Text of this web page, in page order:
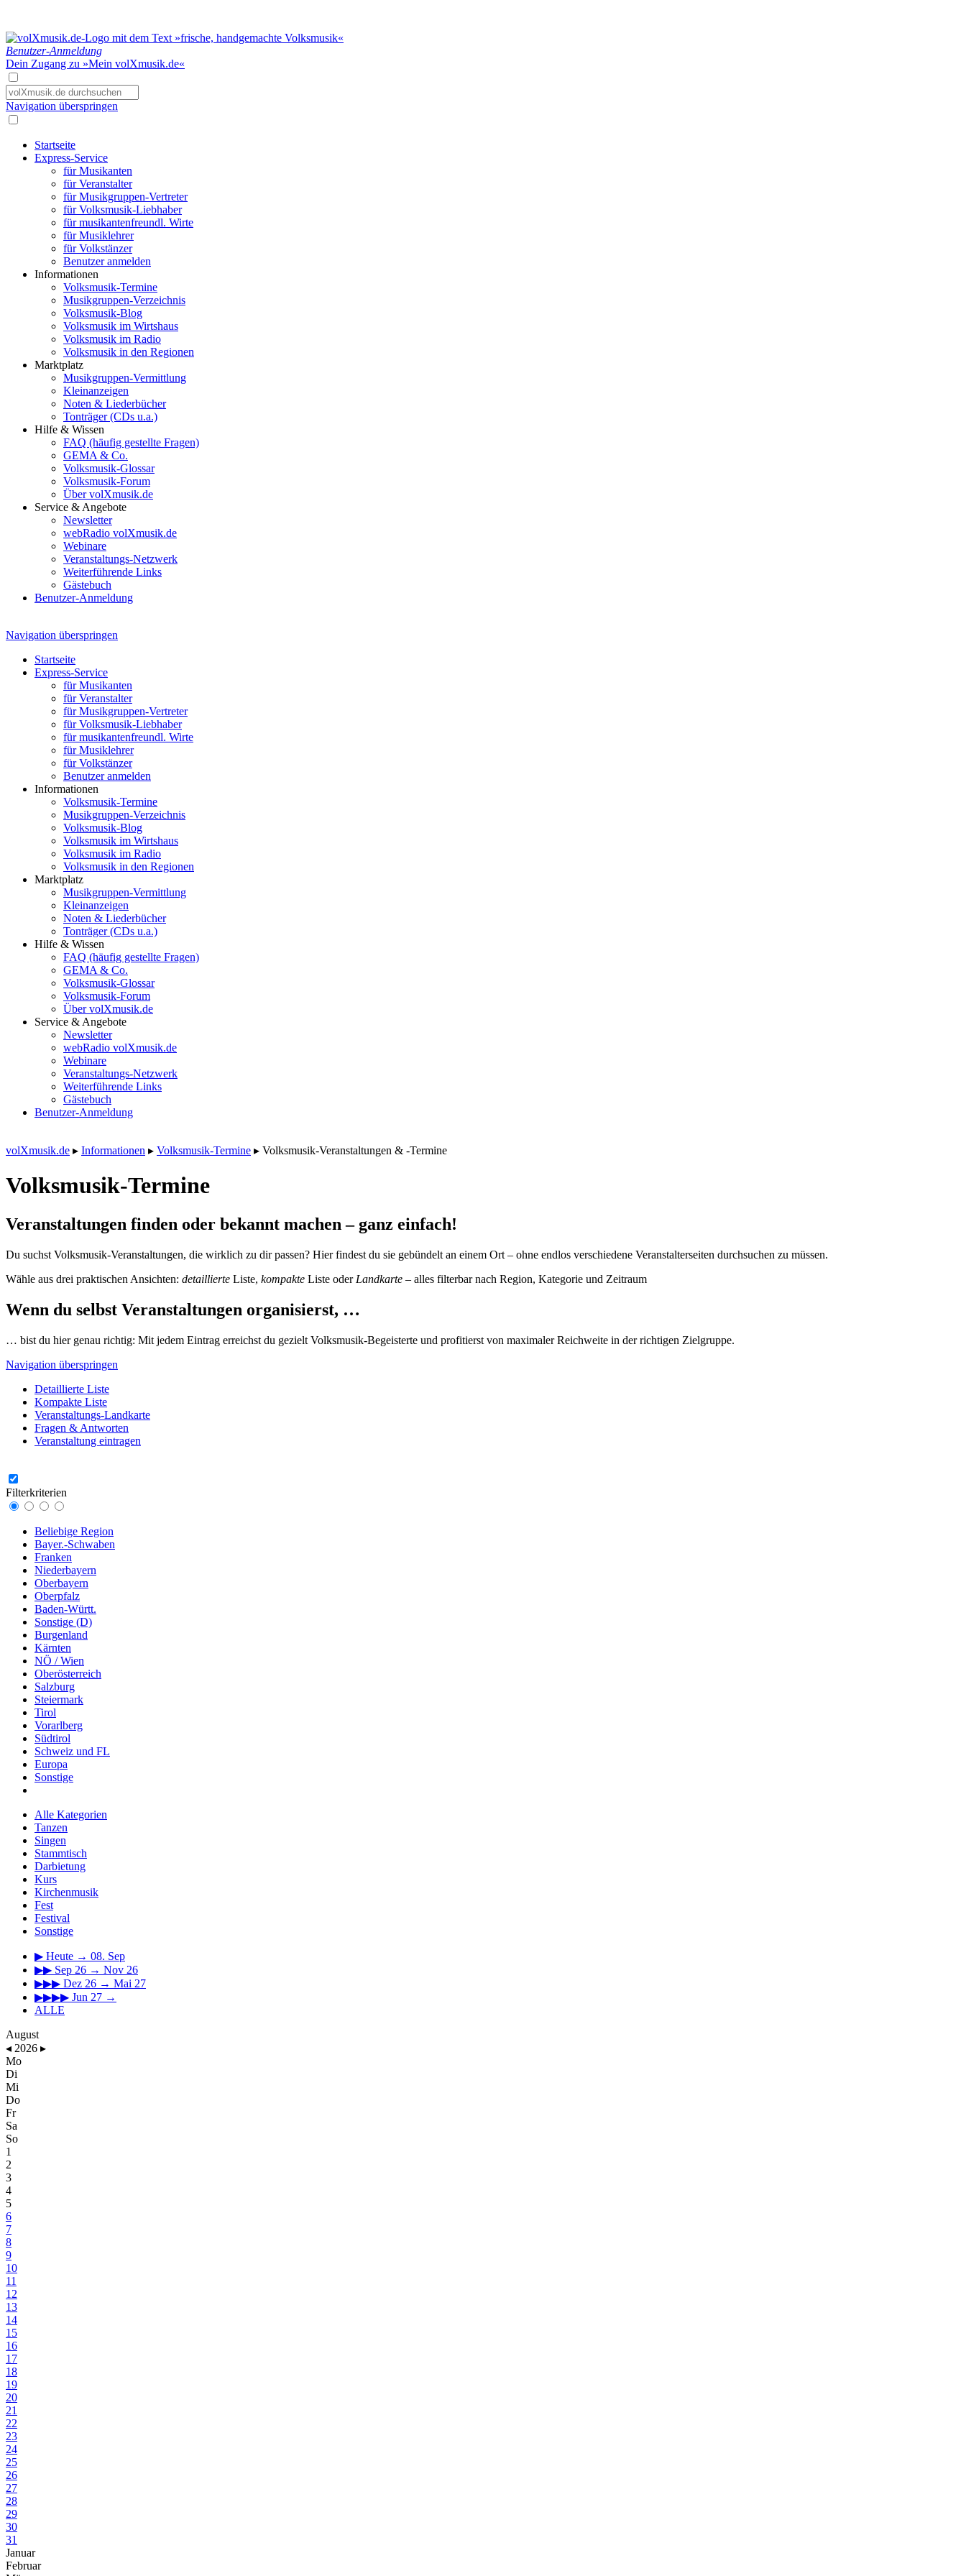
Benutzer-Anmeldung
Dein Zugang zu »Mein volXmusik.de«
Navigation überspringen
Startseite
Express-Service
für Musikanten
für Veranstalter
für Musikgruppen-Vertreter
für Volksmusik-Liebhaber
für musikantenfreundl. Wirte
für Musiklehrer
für Volkstänzer
Benutzer anmelden
Informationen
Volksmusik-Termine
Musikgruppen-Verzeichnis
Volksmusik-Blog
Volksmusik im Wirtshaus
Volksmusik im Radio
Volksmusik in den Regionen
Marktplatz
Musikgruppen-Vermittlung
Kleinanzeigen
Noten & Liederbücher
Tonträger (CDs u.a.)
Hilfe & Wissen
FAQ (häufig gestellte Fragen)
GEMA & Co.
Volksmusik-Glossar
Volksmusik-Forum
Über volXmusik.de
Service & Angebote
Newsletter
webRadio volXmusik.de
Webinare
Veranstaltungs-Netzwerk
Weiterführende Links
Gästebuch
Benutzer-Anmeldung
Navigation überspringen
Startseite
Express-Service
für Musikanten
für Veranstalter
für Musikgruppen-Vertreter
für Volksmusik-Liebhaber
für musikantenfreundl. Wirte
für Musiklehrer
für Volkstänzer
Benutzer anmelden
Informationen
Volksmusik-Termine
Musikgruppen-Verzeichnis
Volksmusik-Blog
Volksmusik im Wirtshaus
Volksmusik im Radio
Volksmusik in den Regionen
Marktplatz
Musikgruppen-Vermittlung
Kleinanzeigen
Noten & Liederbücher
Tonträger (CDs u.a.)
Hilfe & Wissen
FAQ (häufig gestellte Fragen)
GEMA & Co.
Volksmusik-Glossar
Volksmusik-Forum
Über volXmusik.de
Service & Angebote
Newsletter
webRadio volXmusik.de
Webinare
Veranstaltungs-Netzwerk
Weiterführende Links
Gästebuch
Benutzer-Anmeldung
volXmusik.de ▸ Informationen ▸ Volksmusik-Termine ▸ Volksmusik-Veranstaltungen & -Termine
Volksmusik-Termine
Veranstaltungen finden oder bekannt machen – ganz einfach!
Du suchst Volksmusik-Veranstaltungen, die wirklich zu dir passen? Hier findest du sie gebündelt an einem Ort – ohne endlos verschiedene Veranstalterseiten durchsuchen zu müssen.
Wähle aus drei praktischen Ansichten: detaillierte Liste, kompakte Liste oder Landkarte – alles filterbar nach Region, Kategorie und Zeitraum
Wenn du selbst Veranstaltungen organisierst, …
… bist du hier genau richtig: Mit jedem Eintrag erreichst du gezielt Volksmusik-Begeisterte und profitierst von maximaler Reichweite in der richtigen Zielgruppe.
Navigation überspringen
Detaillierte Liste
Kompakte Liste
Veranstaltungs-Landkarte
Fragen & Antworten
Veranstaltung eintragen
Filterkriterien
Beliebige Region
Bayer.-Schwaben
Franken
Niederbayern
Oberbayern
Oberpfalz
Baden-Württ.
Sonstige (D)
Burgenland
Kärnten
NÖ / Wien
Oberösterreich
Salzburg
Steiermark
Tirol
Vorarlberg
Südtirol
Schweiz und FL
Europa
Sonstige
Alle Kategorien
Tanzen
Singen
Stammtisch
Darbietung
Kurs
Kirchenmusik
Fest
Festival
Sonstige
▶ Heute → 08. Sep
▶▶ Sep 26 → Nov 26
▶▶▶ Dez 26 → Mai 27
▶▶▶▶ Jun 27 →
ALLE
August
◂ 2026 ▸
Mo
Di
Mi
Do
Fr
Sa
So
1
2
3
4
5
6
7
8
9
10
11
12
13
14
15
16
17
18
19
20
21
22
23
24
25
26
27
28
29
30
31
Januar
Februar